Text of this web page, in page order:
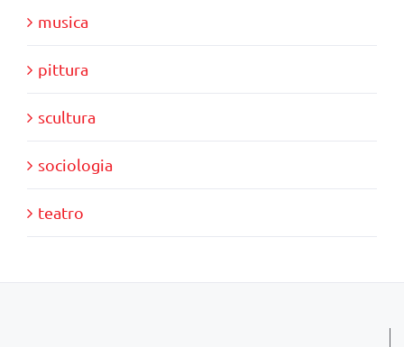
musica
pittura
scultura
sociologia
teatro